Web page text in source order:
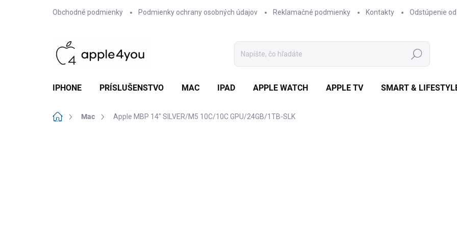
Obchodné podmienky Podmienky ochrany osobných údajov Reklamačné podmienky Kontakty Odstúpenie od
Hľadať
IPHONE PRÍSLUŠENSTVO MAC IPAD APPLE WATCH APPLE TV SMART &
DomovMac Apple MBP 14" SILVER/M5 10C/10C GPU/24GB/1TB-SLK